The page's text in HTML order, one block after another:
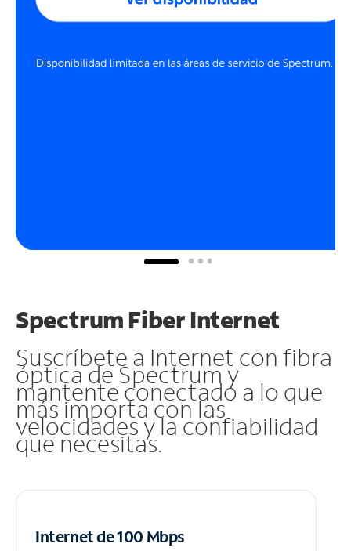
Spectrum Fiber Internet
Suscríbete a Internet con fibra
óptica de Spectrum y
mantente conectado a lo que
más importa con las
velocidades y la confiabilidad
que necesitas.
Internet de 100 Mbps